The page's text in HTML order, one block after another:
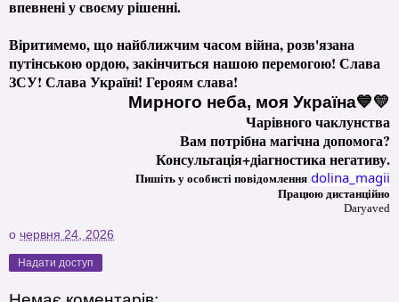
впевнені у своєму рішенні.
Віритимемо, що найближчим часом війна, розв'язана
путінською ордою, закінчиться нашою перемогою! Слава
ЗСУ! Слава Україні! Героям слава!
Мирного неба, моя Україна💙💛
Чарівного чаклунства
Вам потрібна магічна допомога?
Консультація+діагностика негативу.
Пишіть у особисті повідомлення dolina_magii
Працюю дистанційно
Daryaved
о червня 24, 2026
Надати доступ